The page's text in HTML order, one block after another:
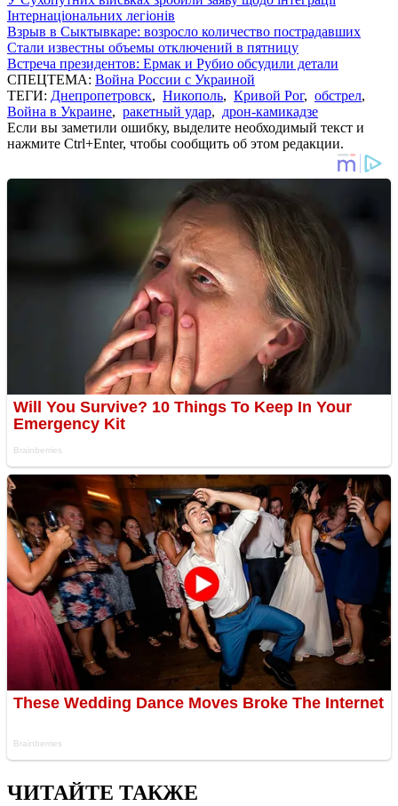
Інтернаціональних легіонів
Взрыв в Сыктывкаре: возросло количество пострадавших
Стали известны объемы отключений в пятницу
Встреча президентов: Ермак и Рубио обсудили детали
СПЕЦТЕМА: Война России с Украиной
ТЕГИ: Днепропетровск, Никополь, Кривой Рог, обстрел,
Война в Украине, ракетный удар, дрон-камикадзе
Если вы заметили ошибку, выделите необходимый текст и
нажмите Ctrl+Enter, чтобы сообщить об этом редакции.
ЧИТАЙТЕ ТАКЖЕ